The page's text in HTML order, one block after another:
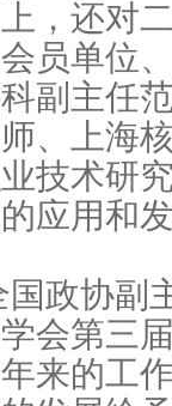
，还对
员单位
副主任
、上海
技术研
应用和
国政协副
会第三
来的工